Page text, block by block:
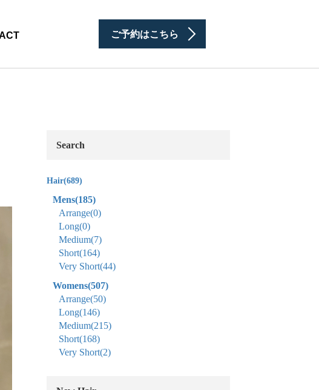
ご予約はこちら
Search
Hair(689)
Mens(185)
Arrange(0)
Long(0)
Medium(7)
Short(164)
Very Short(44)
Womens(507)
Arrange(50)
Long(146)
Medium(215)
Short(168)
Very Short(2)